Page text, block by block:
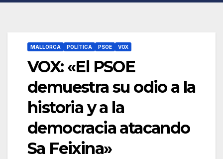
MALLORCA POLÍTICA PSOE VOX
VOX: «El PSOE
demuestra su odio a la
historia y a la
democracia atacando
Sa Feixina»